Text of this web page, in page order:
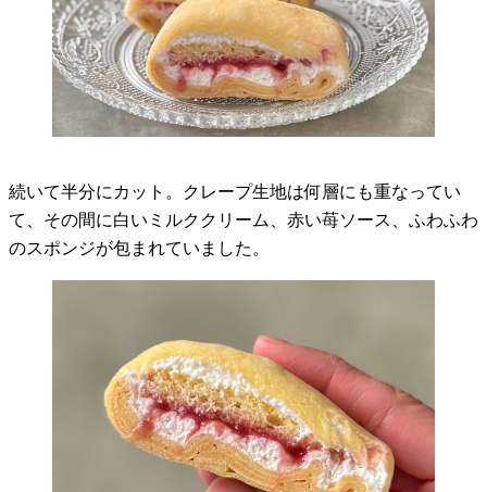
続いて半分にカット。クレープ生地は何層にも重なってい
て、その間に白いミルククリーム、赤い苺ソース、ふわふわ
のスポンジが包まれていました。